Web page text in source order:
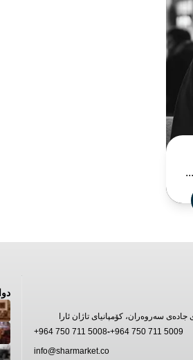
سەروەران، کۆمپانیای تاژان ئارا
+964 750 711 5009
-
+964 750 711 5008
info@sharmarket.co